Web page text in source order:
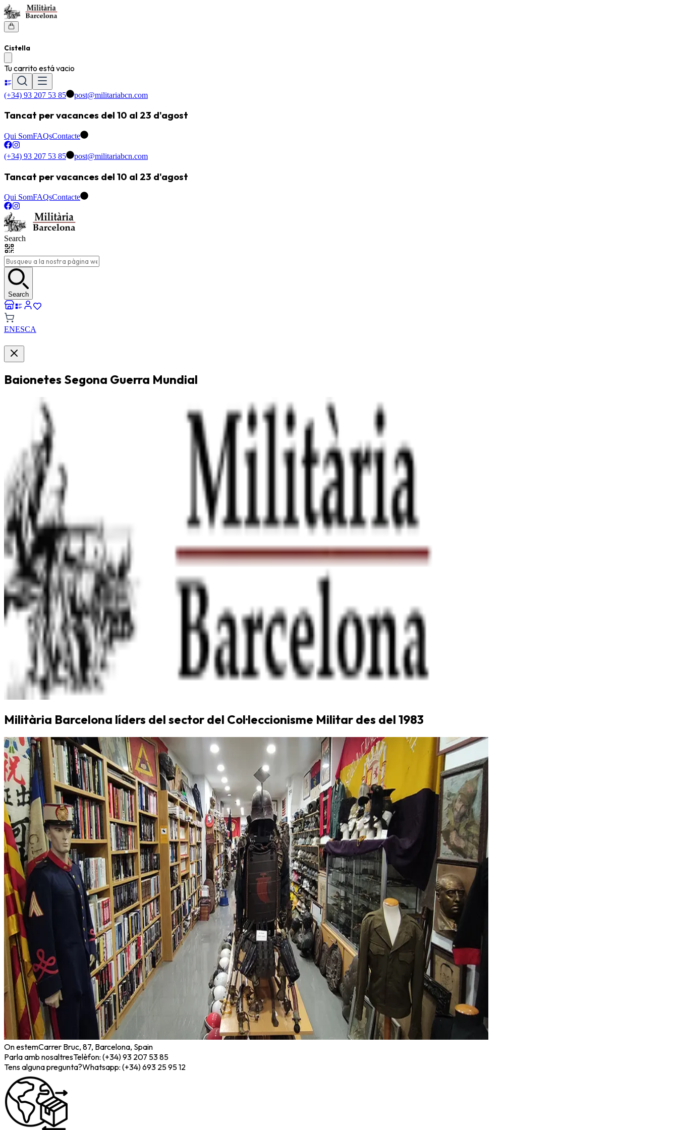
Cistella
Tu carrito está vacio
(+34) 93 207 53 85 post@militariabcn.com
Tancat per vacances del 10 al 23 d'agost
Qui SomFAQsContacte
(+34) 93 207 53 85 post@militariabcn.com
Tancat per vacances del 10 al 23 d'agost
Qui SomFAQsContacte
Search
Search
ENESCA
Baionetes Segona Guerra Mundial
Militària Barcelona líders del sector del Col·leccionisme Militar des del 1983
On estemCarrer Bruc, 87, Barcelona, Spain
Parla amb nosaltresTelèfon: (+34) 93 207 53 85
Tens alguna pregunta?Whatsapp: (+34) 693 25 95 12